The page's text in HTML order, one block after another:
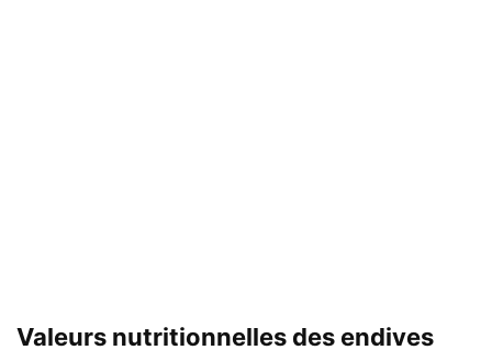
Valeurs nutritionnelles des endives